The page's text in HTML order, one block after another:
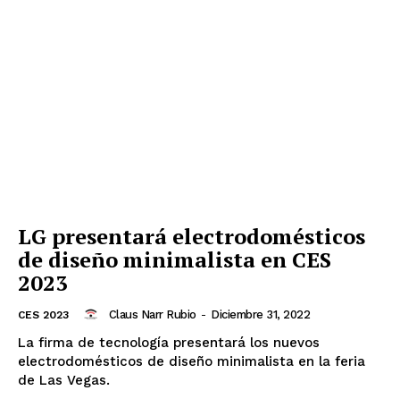
LG presentará electrodomésticos
de diseño minimalista en CES
2023
CES 2023 Claus Narr Rubio - Diciembre 31, 2022
La firma de tecnología presentará los nuevos
electrodomésticos de diseño minimalista en la feria
de Las Vegas.